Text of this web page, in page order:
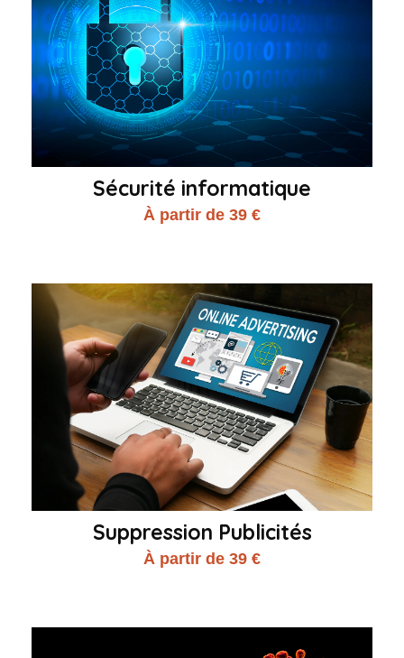
Sécurité informatique
À partir de 39 €
Suppression Publicités
À partir de 39 €